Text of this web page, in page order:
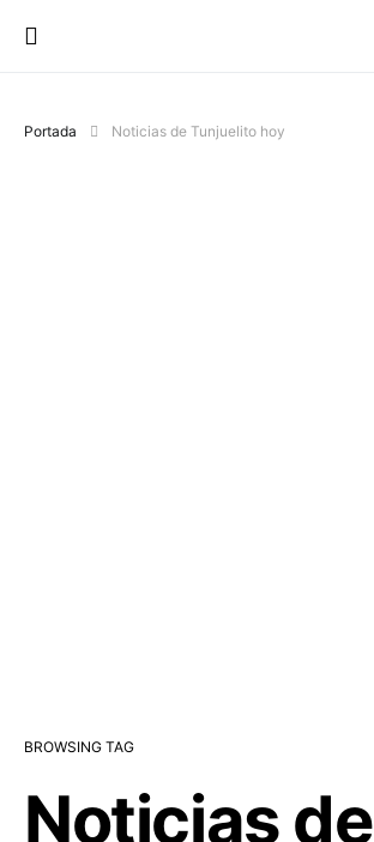
Portada Noticias de Tunjuelito hoy
BROWSING TAG
Noticias de